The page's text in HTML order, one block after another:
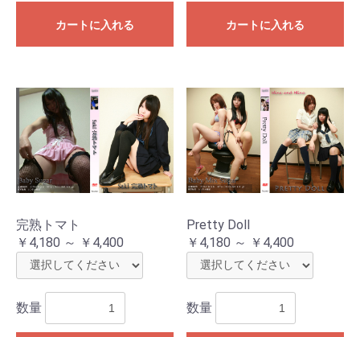
カートに入れる カートに入れる
完熟トマト
￥4,180 ～ ￥4,400
数量
Pretty Doll
￥4,180 ～ ￥4,400
数量